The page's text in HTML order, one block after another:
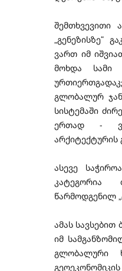
შემთხვევითი
„გენეზისზე“
ვართ იმ
მოხდა სამი
გლობალურ
სისტემაში
ერთად -
არქიტექტურის
ასევე
კატეგორია
წარმოდგენილ
ამას სავსებით
იმ
გლობალური